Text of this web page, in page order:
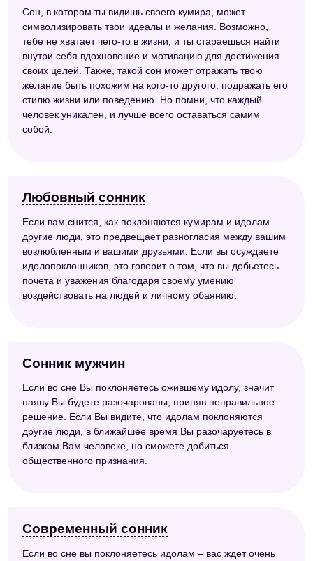
Сон, в котором ты видишь своего кумира, может
символизировать твои идеалы и желания. Возможно,
тебе не хватает чего-то в жизни, и ты стараешься найти
внутри себя вдохновение и мотивацию для достижения
своих целей. Также, такой сон может отражать твою
желание быть похожим на кого-то другого, подражать его
стилю жизни или поведению. Но помни, что каждый
человек уникален, и лучше всего оставаться самим
собой.
Любовный сонник
Если вам снится, как поклоняются кумирам и идолам
другие люди, это предвещает разногласия между вашим
возлюбленным и вашими друзьями. Если вы осуждаете
идолопоклонников, это говорит о том, что вы добьетесь
почета и уважения благодаря своему умению
воздействовать на людей и личному обаянию.
Сонник мужчин
Если во сне Вы поклоняетесь ожившему идолу, значит
наяву Вы будете разочарованы, приняв неправильное
решение. Если Вы видите, что идолам поклоняются
другие люди, в ближайшее время Вы разочаруетесь в
близком Вам человеке, но сможете добиться
общественного признания.
Современный сонник
Если во сне вы поклоняетесь идолам – вас ждет очень